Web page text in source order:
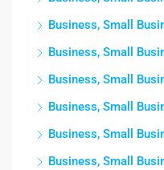
Business, Small
Business, Small
Business, Small
Business, Small
Business, Small
Business, Small